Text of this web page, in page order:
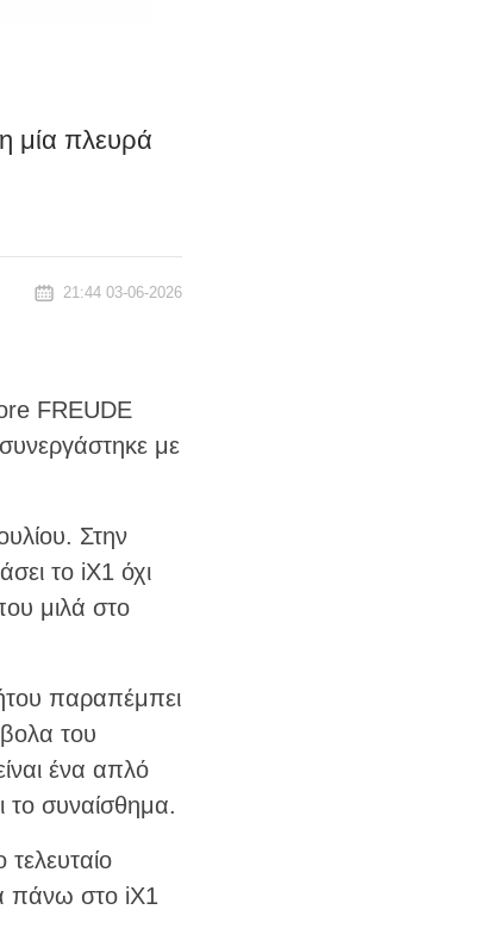
μία πλευρά
21:44 03-06-2026
FREUDE
με
Στην
το iX1 όχι
μιλά στο
παραπέμπει
του
ένα απλό
το συναίσθημα.
τελευταίο
πάνω στο iX1